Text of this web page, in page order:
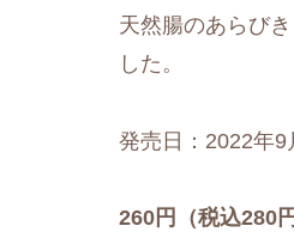
天然腸のあらび
した。
発売日：2022年9
260円（税込280円